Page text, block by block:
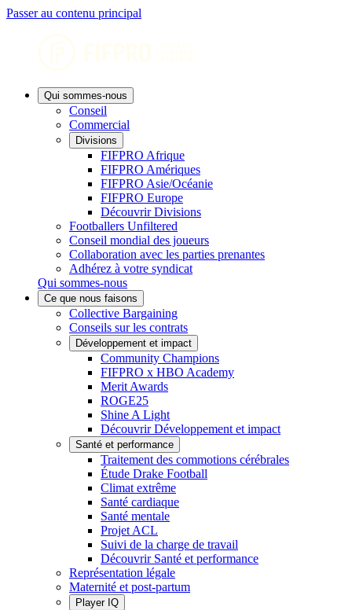
Passer au contenu principal
Qui sommes-nous
Conseil
Commercial
Divisions
FIFPRO Afrique
FIFPRO Amériques
FIFPRO Asie/Océanie
FIFPRO Europe
Découvrir Divisions
Footballers Unfiltered
Conseil mondial des joueurs
Collaboration avec les parties prenantes
Adhérez à votre syndicat
Qui sommes-nous
Ce que nous faisons
Collective Bargaining
Conseils sur les contrats
Développement et impact
Community Champions
FIFPRO x HBO Academy
Merit Awards
ROGE25
Shine A Light
Découvrir Développement et impact
Santé et performance
Traitement des commotions cérébrales
Étude Drake Football
Climat extrême
Santé cardiaque
Santé mentale
Projet ACL
Suivi de la charge de travail
Découvrir Santé et performance
Représentation légale
Maternité et post-partum
Player IQ